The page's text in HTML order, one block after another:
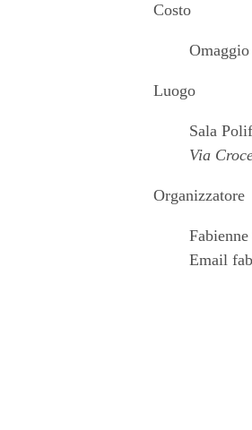
Costo
Omaggio
Luogo
Sala
Via
Organizzatore
Email